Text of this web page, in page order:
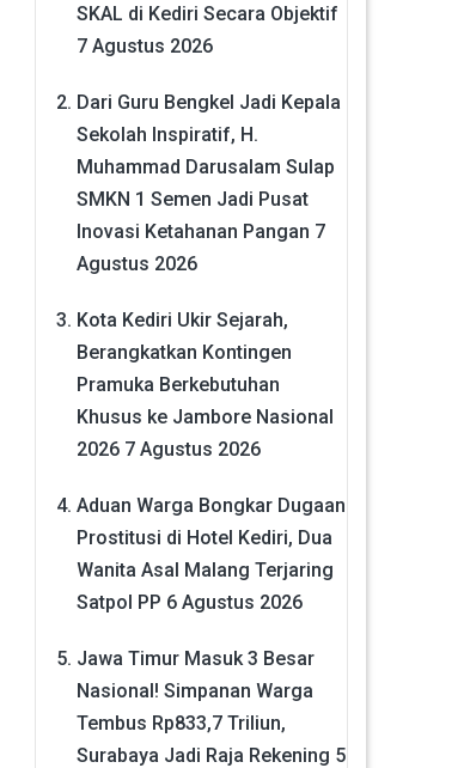
SKAL di Kediri Secara Objektif
7 Agustus 2026
Dari Guru Bengkel Jadi Kepala
Sekolah Inspiratif, H.
Muhammad Darusalam Sulap
SMKN 1 Semen Jadi Pusat
Inovasi Ketahanan Pangan 7
Agustus 2026
Kota Kediri Ukir Sejarah,
Berangkatkan Kontingen
Pramuka Berkebutuhan
Khusus ke Jambore Nasional
2026 7 Agustus 2026
Aduan Warga Bongkar Dugaan
Prostitusi di Hotel Kediri, Dua
Wanita Asal Malang Terjaring
Satpol PP 6 Agustus 2026
Jawa Timur Masuk 3 Besar
Nasional! Simpanan Warga
Tembus Rp833,7 Triliun,
Surabaya Jadi Raja Rekening 5